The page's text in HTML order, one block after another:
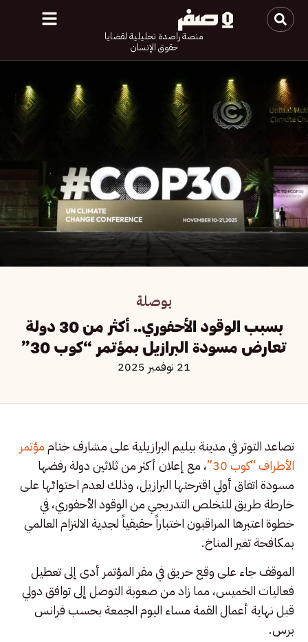
منصة راصدة تحليلية لقضايا
حقوق الإنسان
بوصلة
بسبب الوقود الأحفوري.. أكثر من 30 دولة
تعارض مسودة البرازيل بمؤتمر “كوب 30”
21 نوفمبر 2025
تصاعد التوتر في مدينة بيليم البرازيلية على مشارف ختاممؤتمر
الأطراف “كوب 30”
، مع إعلان أكثر من ثلاثين دولة رفضها
مسودة اتفاق أولي اقترحتها البرازيل، وذلك لعدم احتوائها على
خارطة طريق للتخلص التدريجي من الوقود الأحفوري، في
خطوة اعتبرها المراقبون اختباراً حقيقياً لجدية الالتزام العالمي
بمكافحة تغير المناخ.
الموقف جاء على وقع حريق في مقر المؤتمر أدى إلى تعطيل
فعاليات الخميس، مما زاد من صعوبة التوصل إلى توافق دولي
قبل نهاية أعمال القمة مساء اليوم الجمعة بحسب فرانس
برس.